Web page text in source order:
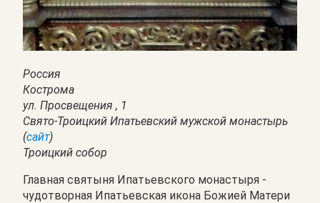
Россия
Кострома
ул. Просвещения , 1
Свято-Троицкий Ипатьевский мужской монастырь
(сайт)
Троицкий собор
Главная святыня Ипатьевского монастыря -
чудотворная Ипатьевская икона Божией Матери